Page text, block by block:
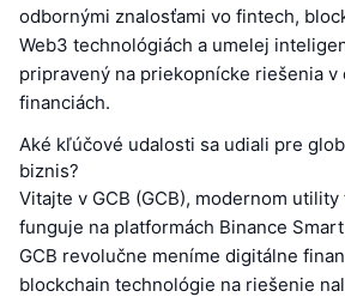
odbornými znalosťami vo fintech,
Web3 technológiách a umelej
pripravený na priekopnícke riešenia v
financiách.
Aké kľúčové udalosti sa udiali pre
biznis?
Vitajte v GCB (GCB), modernom
funguje na platformách Binance Smart
GCB revolučne meníme digitálne
blockchain technológie na riešenie